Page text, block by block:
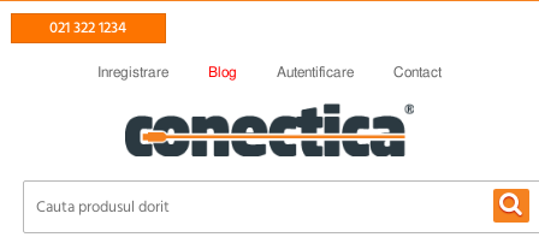
021 322 1234
Inregistrare Blog Autentificare Contact